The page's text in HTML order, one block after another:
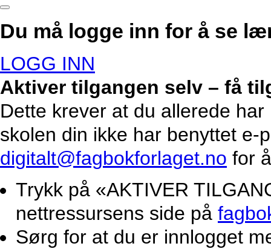
Du må logge inn for å se
LOGG INN
Aktiver tilgangen selv – få
Dette krever at du allerede
skolen din ikke har benyttet e-
digitalt@fagbokforlaget.no for
Trykk på «AKTIVER
nettressursens side på
Sørg for at du er innlogget